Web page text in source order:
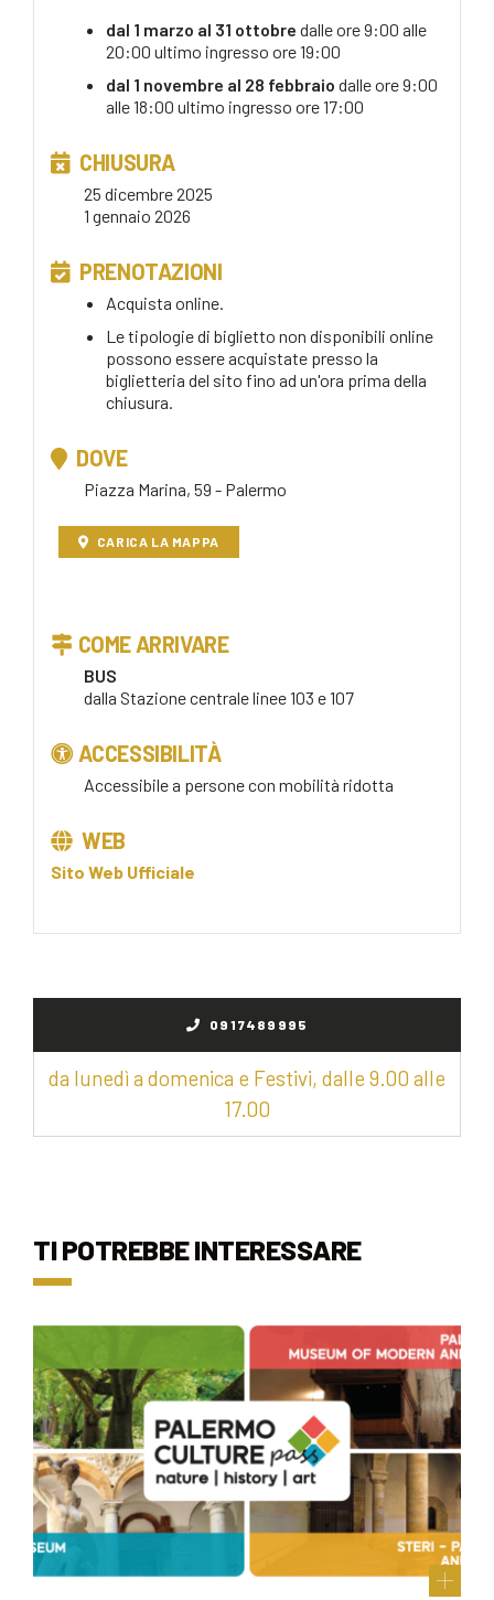
dal 1 marzo al 31 ottobre dalle ore 9:00 alle
20:00 ultimo ingresso ore 19:00
dal 1 novembre al 28 febbraio dalle ore 9:00
alle 18:00 ultimo ingresso ore 17:00
CHIUSURA
25 dicembre 2025
1 gennaio 2026
PRENOTAZIONI
Acquista online.
Le tipologie di biglietto non disponibili online
possono essere acquistate presso la
biglietteria del sito fino ad un'ora prima della
chiusura.
DOVE
Piazza Marina, 59 - Palermo
CARICA LA MAPPA
COME ARRIVARE
BUS
dalla Stazione centrale linee 103 e 107
ACCESSIBILITÀ
Accessibile a persone con mobilità ridotta
WEB
Sito Web Ufficiale
0917489995
da lunedì a domenica e Festivi, dalle 9.00 alle
17.00
TI POTREBBE INTERESSARE